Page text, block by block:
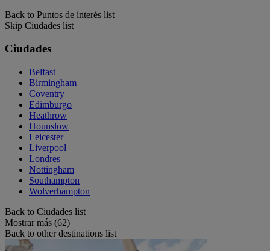
Back to Puntos de interés list
Skip Ciudades list
Ciudades
Belfast
Birmingham
Coventry
Edimburgo
Heathrow
Hounslow
Leicester
Liverpool
Londres
Nottingham
Southampton
Wolverhampton
Back to Ciudades list
Mostrar más (62)
Back to other destinations list